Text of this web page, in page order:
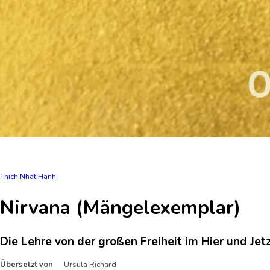
Thich Nhat Hanh
Nirvana (Mängelexemplar)
Die Lehre von der großen Freiheit im Hier und
Übersetzt von Ursula Richard